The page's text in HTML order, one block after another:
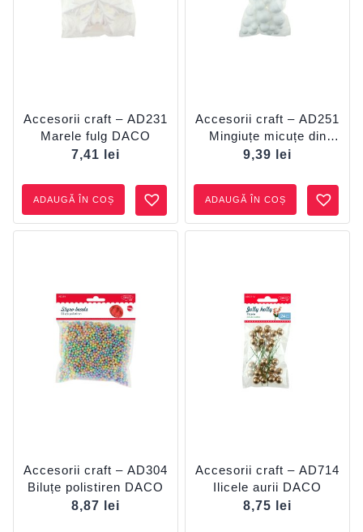
Accesorii craft – AD231
Marele fulg DACO
7,41
lei
ADAUGĂ ÎN COȘ
Accesorii craft – AD251
Mingiuțe micuțe din
polistiren DACO
9,39 lei
ADAUGĂ ÎN COȘ
Accesorii craft – AD304
Biluțe polistiren DACO
8,87
lei
Accesorii craft – AD714
Ilicele aurii DACO
8,75
lei